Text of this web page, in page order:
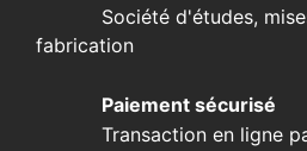
Société d'études,
fabrication
Paiement sécurisé
Transaction en ligne